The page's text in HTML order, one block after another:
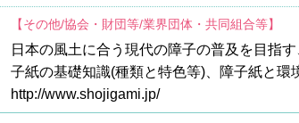
【その他/協会・財団等/業界団体・共同組合等】
日本の風土に合う現代の障子の普及を目指
子紙の基礎知識(種類と特色等)、障子紙と環
http://www.shojigami.jp/